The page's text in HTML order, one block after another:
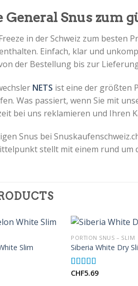
General Snus zum
in der Schweiz zum
Einfach, klar und
der Bestellung bis zur
NETS ist eine der größten
Was passiert, wenn Sie mit
bei uns reklamieren und Ihren
Snus bei
stellt mit einem rund um
Slim
+
PORTION SNUS – SLIM
Siberia White Dry
Rated5.00
CHF5.69